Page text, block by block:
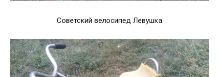
Советский велосипед Левушка